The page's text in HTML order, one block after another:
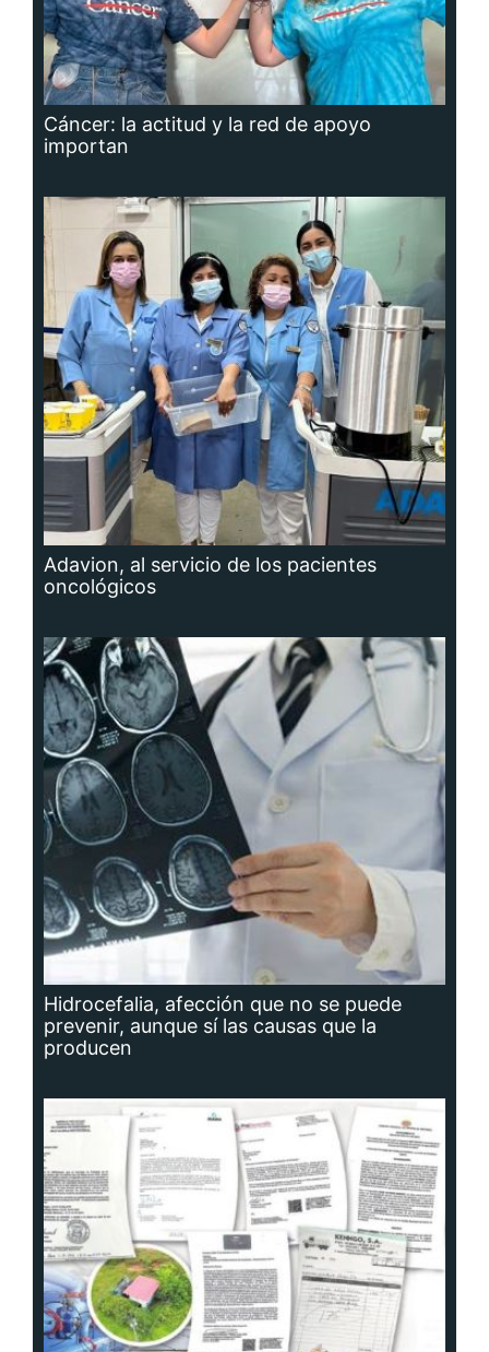
Cáncer: la actitud y la red de apoyo
importan
Adavion, al servicio de los pacientes
oncológicos
Hidrocefalia, afección que no se puede
prevenir, aunque sí las causas que la
producen